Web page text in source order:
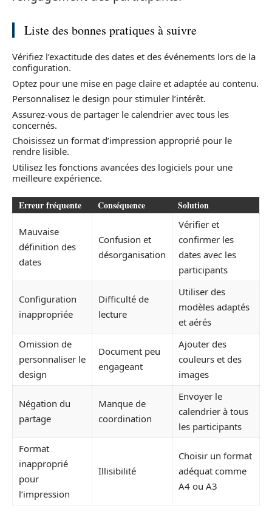
Liste des bonnes pratiques à suivre
Vérifiez l’exactitude des dates et des événements lors de la
configuration.
Optez pour une mise en page claire et adaptée au contenu.
Personnalisez le design pour stimuler l’intérêt.
Assurez-vous de partager le calendrier avec tous les
concernés.
Choisissez un format d’impression approprié pour le
rendre lisible.
Utilisez les fonctions avancées des logiciels pour une
meilleure expérience.
Erreur fréquente Conséquence Solution
Mauvaise
définition des
dates
Confusion et
désorganisation
Vérifier et
confirmer les
dates avec les
participants
Configuration
inappropriée
Difficulté de
lecture
Utiliser des
modèles adaptés
et aérés
Omission de
personnaliser le
design
Document peu
engageant
Ajouter des
couleurs et des
images
Négation du
partage
Manque de
coordination
Envoyer le
calendrier à tous
les participants
Format
inapproprié
pour
l’impression
Illisibilité
Choisir un format
adéquat comme
A4 ou A3